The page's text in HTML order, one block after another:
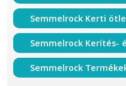
Semmelrock Kerti
Semmelrock Kerítés-
Semmelrock